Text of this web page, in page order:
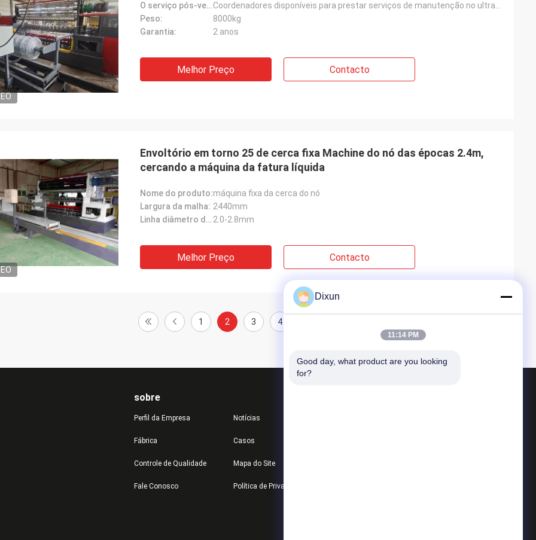
O serviço pós-venda forneceu:
Peso:
8000kg
Garantia:
2 anos
Melhor Preço Contacto
Envoltório em torno 25 de cerca fixa Machine do nó das épocas 2.4m,
cercando a máquina da fatura líquida
Nome do produto:máquina fixa da cerca do nó
Largura da malha: 2440mm
Linha diâmetro de fio: 2.0-2.8mm
Melhor Preço Contacto
1 2 3 4
sobre
Perfil da Empresa
Fábrica
Controle de Qualidade
Fale Conosco
Notícias
Casos
Mapa do Site
Política de Privacidade
Dixun
11:14 PM
Good day, what product are you looking
for?